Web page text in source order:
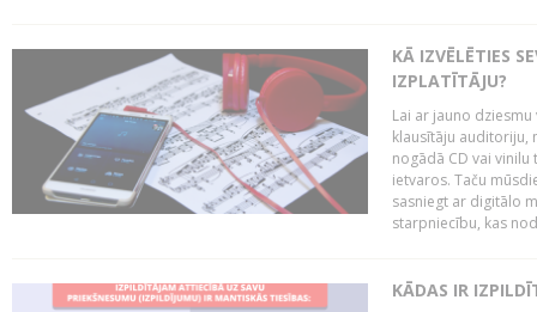
KĀ IZVĒLĒTIES
IZPLATĪTĀJU?
Lai ar jauno
klausītāju auditoriju,
nogādā CD vai
ietvaros. Taču
sasniegt ar digitālo
starpniecību, kas
KĀDAS IR